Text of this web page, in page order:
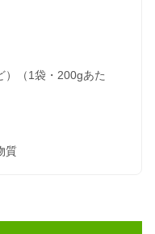
）（1袋・200gあた
質